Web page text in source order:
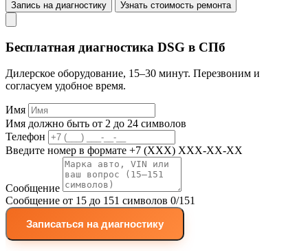
Запись на диагностику Узнать стоимость ремонта
Бесплатная диагностика DSG в СПб
Дилерское оборудование, 15–30 минут. Перезвоним и
согласуем удобное время.
Имя
Имя должно быть от 2 до 24 символов
Телефон
Введите номер в формате +7 (XXX) XXX-XX-XX
Сообщение
Сообщение от 15 до 151 символов 0/151
Записаться на диагностику